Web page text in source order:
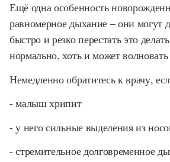
Ещё одна особенность
равномерное дыхание – они могут
быстро и резко перестать это
нормально, хоть и может
Немедленно обратитесь к врачу,
- малыш хрипит
- у него сильные выделения из
- стремительное долговременное